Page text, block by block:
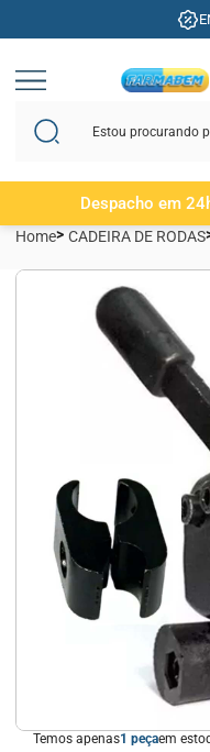
Despacho em
Home CADEIRA DE RODAS
Temos apenas1 em